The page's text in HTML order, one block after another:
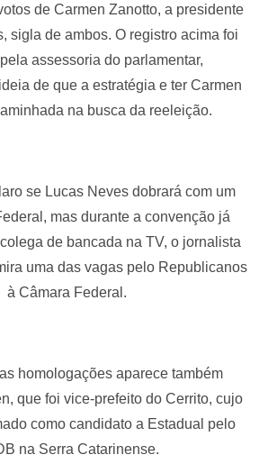
de Carmen Zanotto, a presidente
sigla de ambos. O registro acima foi
assessoria do parlamentar,
de que a estratégia e ter Carmen
na busca da reeleição.
se Lucas Neves dobrará com um
mas durante a convenção já
de bancada na TV, o jornalista
uma das vagas pelo Republicanos
à Câmara Federal.
homologações aparece também
que foi vice-prefeito do Cerrito, cujo
como candidato a Estadual pelo
na Serra Catarinense.